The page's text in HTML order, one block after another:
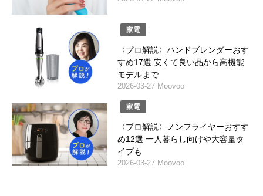
家電
〈プロ解説〉ハンドブレンダーおす
すめ17選 安くて良い品から高機能
モデルまで
2026-03-27 Moovoo
家電
〈プロ解説〉ノンフライヤーおすす
め12選 一人暮らし向けや大容量タ
イプも
2026-03-27 Moovoo